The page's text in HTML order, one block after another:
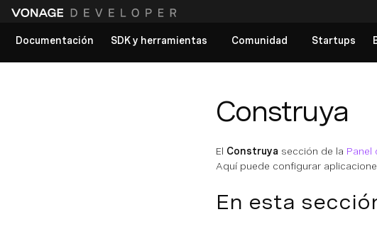
Documentación
SDK y herramientas Comunidad Startups
Construya
El Construya sección de la Panel
Aquí puede configurar
En esta